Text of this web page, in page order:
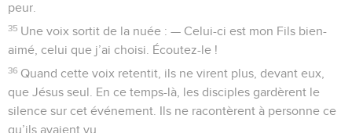
peur.
35 Une voix sortit de la nuée : — Celui-ci est mon Fils bien-
aimé, celui que j’ai choisi. Écoutez-le !
36 Quand cette voix retentit, ils ne virent plus, devant eux,
que Jésus seul. En ce temps-là, les disciples gardèrent le
silence sur cet événement. Ils ne racontèrent à personne ce
qu’ils avaient vu.